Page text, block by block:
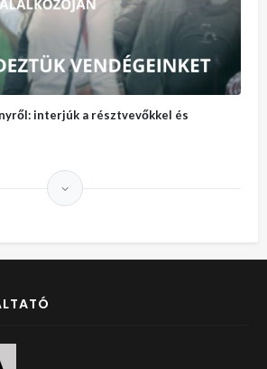
interjúk a résztvevőkkel és